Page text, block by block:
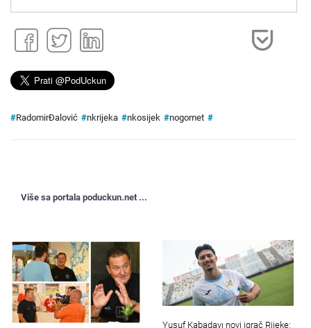
#RadomirĐalović #nkrijeka #nkosijek #nogomet #
Više sa portala poduckun.net ...
Yusuf Kabadayı novi igrač Rijeke: